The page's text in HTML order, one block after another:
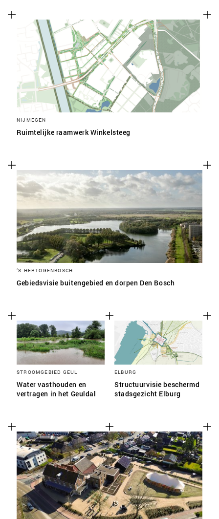
NIJMEGEN
Ruimtelijke raamwerk Winkelsteeg
‘S-HERTOGENBOSCH
Gebiedsvisie buitengebied en dorpen Den Bosch
STROOMGEBIED GEUL
Water vasthouden en
vertragen in het Geuldal
ELBURG
Structuurvisie beschermd
stadsgezicht Elburg